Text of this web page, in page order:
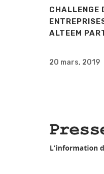
CHALLENGE
ALTEEM
20 mars, 2019